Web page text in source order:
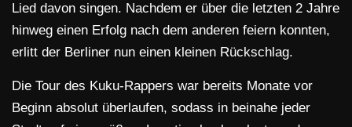
Lied davon singen. Nachdem er über die letzten 2 Jahre
hinweg einen Erfolg nach dem anderen feiern konnten,
erlitt der Berliner nun einen kleinen Rückschlag.
Die Tour des Kuku-Rappers war bereits Monate vor
Beginn absolut überlaufen, sodass in beinahe jeder